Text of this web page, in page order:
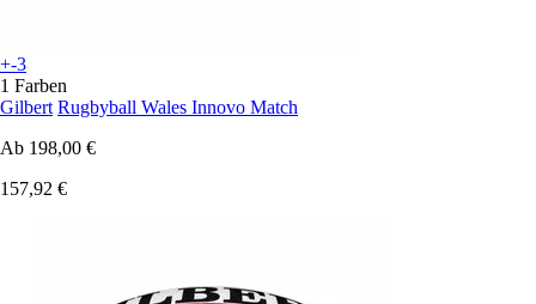
+-3
1 Farben
Gilbert Rugbyball Wales Innovo Match
Ab 198,00 €
157,92 €